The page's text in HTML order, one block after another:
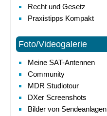
Recht und Gesetz
Praxistipps Kompakt
Foto/Videogalerie
Meine SAT-Antennen
Community
MDR Studiotour
DXer Screenshots
Bilder von Sendeanlagen